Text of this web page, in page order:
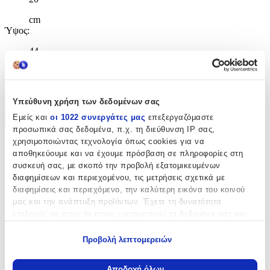
Υπεύθυνη χρήση των δεδομένων σας
Εμείς και οι 1022 συνεργάτες μας επεξεργαζόμαστε
προσωπικά σας δεδομένα, π.χ. τη διεύθυνση IP σας,
χρησιμοποιώντας τεχνολογία όπως cookies για να
αποθηκεύουμε και να έχουμε πρόσβαση σε πληροφορίες στη
συσκευή σας, με σκοπό την προβολή εξατομικευμένων
διαφημίσεων και περιεχομένου, τις μετρήσεις σχετικά με
διαφημίσεις και περιεχόμενο, την καλύτερη εικόνα του κοινού
μας και την ανάπτυξη προϊόντων. Έχετε τη δυνατότητα
Να συλλέξουμε πληροφορίες σχετικά με τη γεωγραφική
Προβολή λεπτομερειών
cm
Ύψος:
44
Χαρακτηριστικά
+
Χαρακτηριστικά
Κατασκευαστής:
Bagtrotter
Βασικά Χαρακτηριστικά
Μαύρο